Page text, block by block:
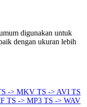
digunakan untuk
dengan ukuran lebih
-> MKV TS -> AVI TS
TS -> MP3 TS -> WAV